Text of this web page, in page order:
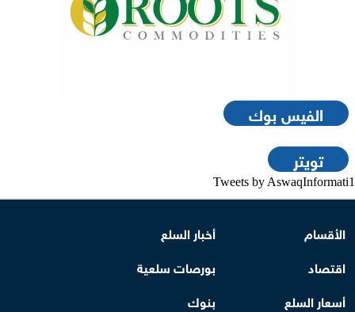
الفيس بوك
تويتر
Tweets by AswaqInformati1
الأقسام
أخبار السلع
اقتصاد
بورصات سلعية
أسعار السلع
بنوك